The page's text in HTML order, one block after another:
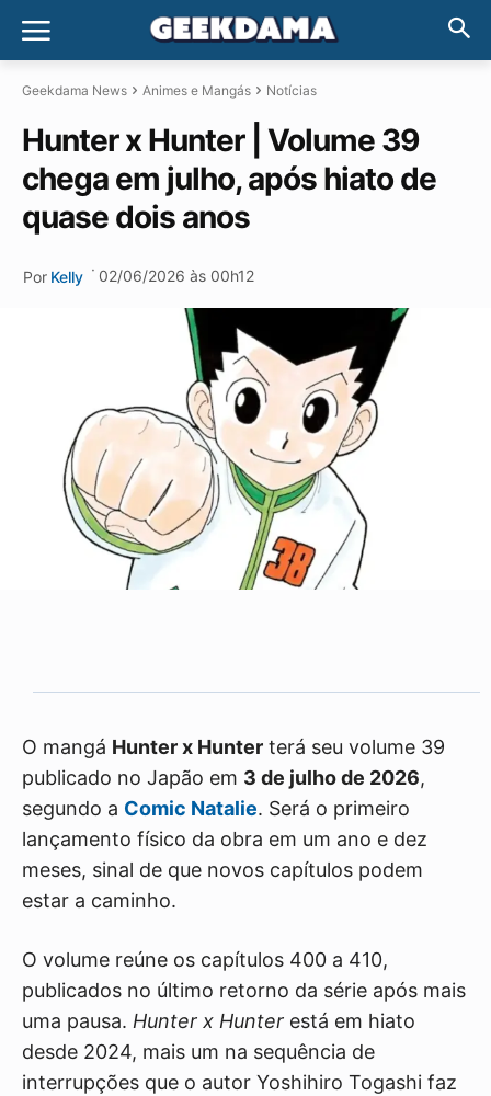
Geekdama News Animes e Mangás Notícias
Hunter x Hunter | Volume 39
chega em julho, após hiato de
quase dois anos
Por Kelly · 02/06/2026 às 00h12
O mangá Hunter x Hunter terá seu volume 39
publicado no Japão em 3 de julho de 2026,
segundo a Comic Natalie. Será o primeiro
lançamento físico da obra em um ano e dez
meses, sinal de que novos capítulos podem
estar a caminho.
O volume reúne os capítulos 400 a 410,
publicados no último retorno da série após mais
uma pausa. Hunter x Hunter está em hiato
desde 2024, mais um na sequência de
interrupções que o autor Yoshihiro Togashi faz